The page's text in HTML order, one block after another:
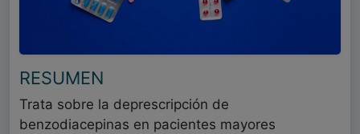
RESUMEN
Trata sobre la deprescripción de
benzodiacepinas en pacientes mayores